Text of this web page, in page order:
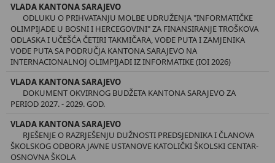
VLADA KANTONA SARAJEVO
ODLUKU O PRIHVATANJU MOLBE UDRUŽENJA "INFORMATIČKE
OLIMPIJADE U BOSNI I HERCEGOVINI" ZA FINANSIRANJE TROŠKOVA
ODLASKA I UČEŠĆA ČETIRI TAKMIČARA, VOĐE PUTA I ZAMJENIKA
VOĐE PUTA SA PODRUČJA KANTONA SARAJEVO NA
INTERNACIONALNOJ OLIMPIJADI IZ INFORMATIKE (IOI 2026)
VLADA KANTONA SARAJEVO
DOKUMENT OKVIRNOG BUDŽETA KANTONA SARAJEVO ZA
PERIOD 2027. - 2029. GOD.
VLADA KANTONA SARAJEVO
RJEŠENJE O RAZRJEŠENJU DUŽNOSTI PREDSJEDNIKA I ČLANOVA
ŠKOLSKOG ODBORA JAVNE USTANOVE KATOLIČKI ŠKOLSKI CENTAR-
OSNOVNA ŠKOLA